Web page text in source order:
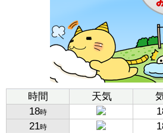
時間 天気
18時
21時